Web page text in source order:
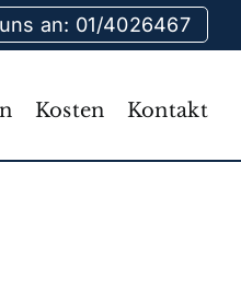
an: 01/4026467
Kosten Kontakt